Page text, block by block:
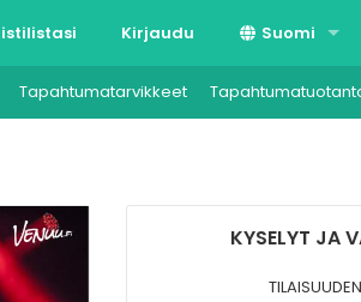
Kirjaudu Suomi
Svenska
Tapahtumatarvikkeet
KYSELYT JA